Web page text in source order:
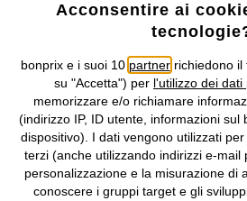
I prezzi sono IVA inclusa. Non includono
costi di servizio.
Condizioni di vendita
Informativa privacy e cookie
Informazioni legali
©2026 bonprix.Tutti i
Acconsentire ai
bonprix e i suoi 10 partnerrichiedono il
su "Accetta") per l'utilizzo dei dati
memorizzare e/o richiamare
(indirizzo IP, ID utente, informazioni sul
dispositivo). I dati vengono utilizzati
terzi (anche utilizzando indirizzi e-mail
personalizzazione e la misurazione di
conoscere i gruppi target e gli